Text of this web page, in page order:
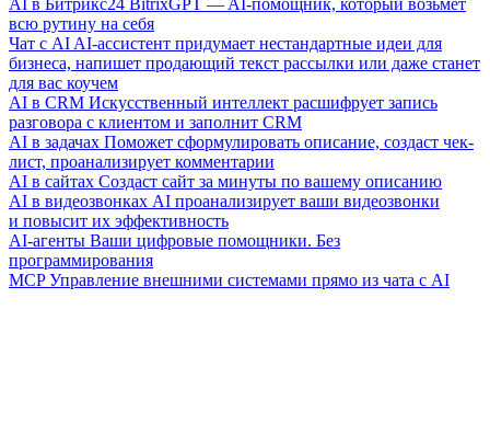
AI в Битрикс24 BitrixGPT — AI-помощник, который возьмет
всю рутину на себя
Чат с AI AI-ассистент придумает нестандартные идеи для
бизнеса, напишет продающий текст рассылки или даже станет
для вас коучем
AI в CRM Искусственный интеллект расшифрует запись
разговора с клиентом и заполнит CRM
AI в задачах Поможет сформулировать описание, создаст чек-
лист, проанализирует комментарии
AI в сайтах Создаст сайт за минуты по вашему описанию
AI в видеозвонках AI проанализирует ваши видеозвонки
и повысит их эффективность
AI-агенты Ваши цифровые помощники. Без
программирования
MCP Управление внешними системами прямо из чата с AI